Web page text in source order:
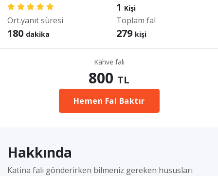
1 Kişi
Ort.yanıt süresi
180 dakika
Toplam fal
279 kişi
Kahve falı
800 TL
Hemen Fal Baktır
Hakkında
Katina falı gönderirken bilmeniz gereken hususları